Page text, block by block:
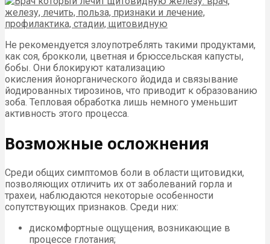
Не рекомендуется злоупотреблять такими продуктами,
как соя, брокколи, цветная и брюссельская капусты,
бобы. Они блокируют катализацию
окисления йонорганического йодида и связывание
йодированных тирозинов, что приводит к образованию
зоба. Тепловая обработка лишь немного уменьшит
активность этого процесса.
Возможные осложнения
Среди общих симптомов боли в области щитовидки,
позволяющих отличить их от заболеваний горла и
трахеи, наблюдаются некоторые особенности
сопутствующих признаков. Среди них:
дискомфортные ощущения, возникающие в
процессе глотания;